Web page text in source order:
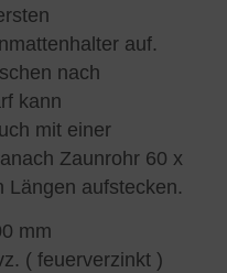
auf.
nach
kann
mit einer
Zaunrohr 60 x
Längen aufstecken.
mm
( feuerverzinkt )